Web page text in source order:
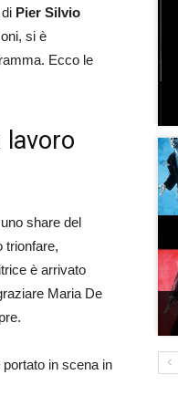
Pier Silvio
si è
Ecco le
lavoro
share del
trionfare,
è arrivato
Maria De
in scena in